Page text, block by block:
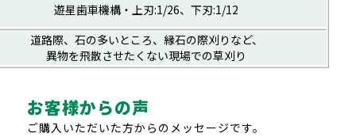
遊星歯車機構・上刃:1/26、下刃:1/12
道路際、石の多いところ、縁石の際刈りなど、
異物を飛散させたくない現場での草刈り
お客様からの声
ご購入いただいた方からのメッセージです。